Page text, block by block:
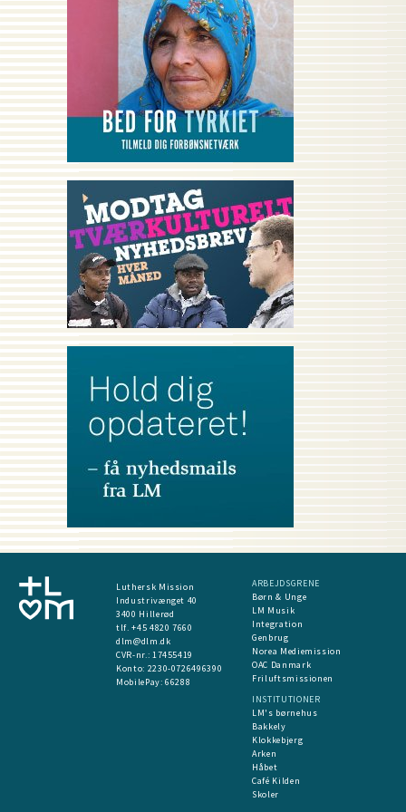
Luthersk Mission
Industrivænget 40
3400 Hillerød
tlf. +45 4820 7660
dlm@dlm.dk
CVR-nr.: 17455419
​Konto: 2230-0726496390
MobilePay:66288
ARBEJDSGRENE
Børn & Unge
LM Musik
Integration
Genbrug
Norea Mediemission
OAC Danmark
Friluftsmissionen
INSTITUTIONER
LM's børnehus
Bakkely
Klokkebjerg
Arken
Håbet
Café Kilden
Skoler